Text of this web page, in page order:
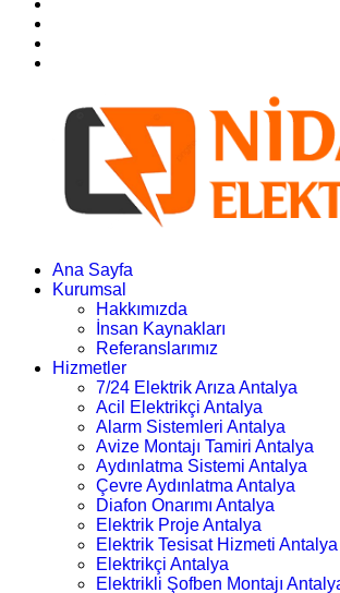
Ana Sayfa
Kurumsal
Hakkımızda
İnsan Kaynakları
Referanslarımız
Hizmetler
7/24 Elektrik Arıza Antalya
Acil Elektrikçi Antalya
Alarm Sistemleri Antalya
Avize Montajı Tamiri Antalya
Aydınlatma Sistemi Antalya
Çevre Aydınlatma Antalya
Diafon Onarımı Antalya
Elektrik Proje Antalya
Elektrik Tesisat Hizmeti Antalya
Elektrikçi Antalya
Elektrikli Şofben Montajı